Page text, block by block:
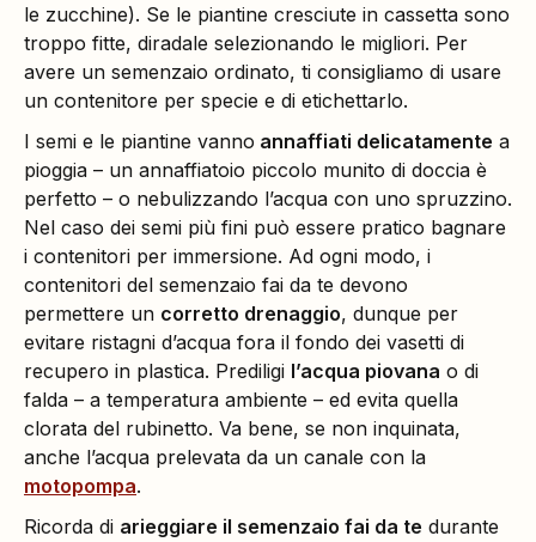
le zucchine). Se le piantine cresciute in cassetta sono
troppo fitte, diradale selezionando le migliori. Per
avere un semenzaio ordinato, ti consigliamo di usare
un contenitore per specie e di etichettarlo.
I semi e le piantine vanno annaffiati delicatamente a
pioggia – un annaffiatoio piccolo munito di doccia è
perfetto – o nebulizzando l’acqua con uno spruzzino.
Nel caso dei semi più fini può essere pratico bagnare
i contenitori per immersione. Ad ogni modo, i
contenitori del semenzaio fai da te devono
permettere un corretto drenaggio, dunque per
evitare ristagni d’acqua fora il fondo dei vasetti di
recupero in plastica. Prediligi l’acqua piovana o di
falda – a temperatura ambiente – ed evita quella
clorata del rubinetto. Va bene, se non inquinata,
anche l’acqua prelevata da un canale con la
motopompa.
Ricorda di arieggiare il semenzaio fai da te durante